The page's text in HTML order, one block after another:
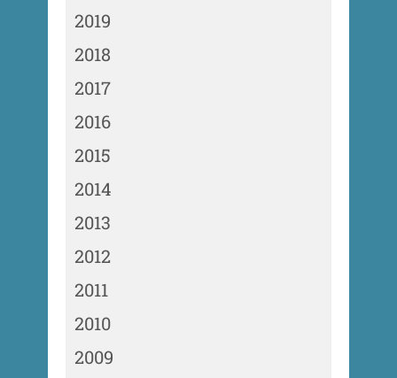
2019
2018
2017
2016
2015
2014
2013
2012
2011
2010
2009